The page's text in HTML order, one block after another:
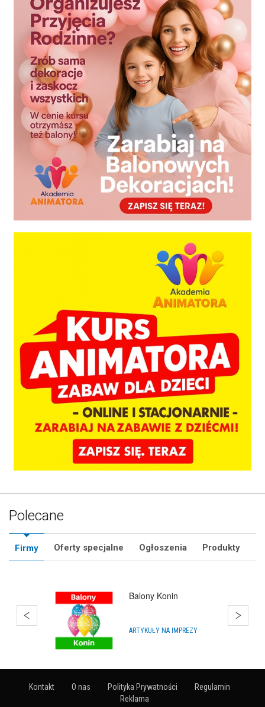
Polecane
Firmy Oferty specjalne Ogłoszenia Produkty
Balony Warszawa
HURTOWNIE
Kontakt O nas Polityka Prywatności
Regulamin
Reklama